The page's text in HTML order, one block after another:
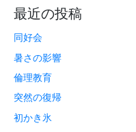
最近の投稿
同好会
暑さの影響
倫理教育
突然の復帰
初かき氷